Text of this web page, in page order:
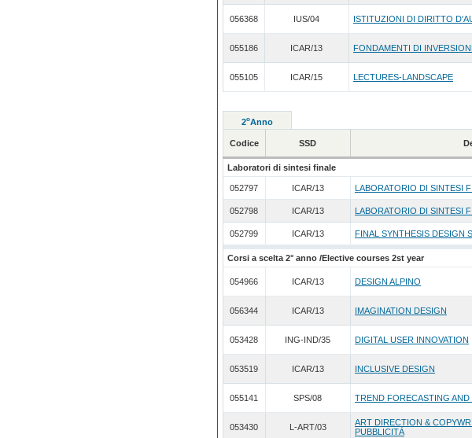
056368 IUS/04 ISTITUZIONI DI DIRITTO
055186 ICAR/13 FONDAMENTI DI
055105 ICAR/15 LECTURES-LANDSCAPE
2oAnno
Codice SSD
Laboratori di sintesi finale
052797 ICAR/13 LABORATORIO DI SINTESI
052798 ICAR/13 LABORATORIO DI SINTESI
052799 ICAR/13 FINAL SYNTHESIS DESIGN
Corsi a scelta 2° anno /Elective courses 2st year
054966 ICAR/13 DESIGN ALPINO
056344 ICAR/13 IMAGINATION DESIGN
053428 ING-IND/35 DIGITAL USER INNOVATION
053519 ICAR/13 INCLUSIVE DESIGN
055141 SPS/08 TREND FORECASTING
053430 L-ART/03
ART DIRECTION &
PUBBLICITÀ